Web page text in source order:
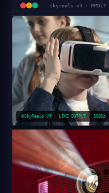
skyreels-v4 · MMDiT
SkyReels V4 · LIVE OUTPUT ·